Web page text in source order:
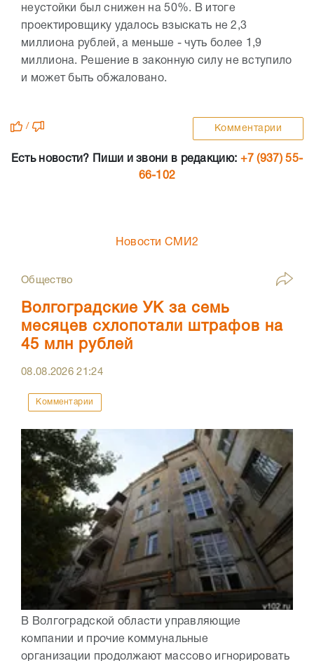
неустойки был снижен на 50%. В итоге
проектировщику удалось взыскать не 2,3
миллиона рублей, а меньше - чуть более 1,9
миллиона. Решение в законную силу не вступило
и может быть обжаловано.
/ Комментарии
Есть новости? Пиши и звони в редакцию: +7 (937) 55-
66-102
Новости СМИ2
Общество
Волгоградские УК за семь
месяцев схлопотали штрафов на
45 млн рублей
08.08.202621:24
Комментарии
В Волгоградской области управляющие
компании и прочие коммунальные
организации продолжают массово игнорировать